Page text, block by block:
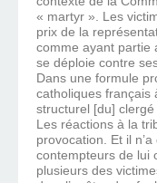
« martyr ». Les
prix de la
comme ayant partie
se déploie contre
Dans une formule
catholiques français
structurel [du]
Les réactions à la
provocation. Et il
contempteurs de lui
plusieurs des